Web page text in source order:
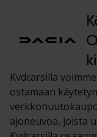
Kvdcarsilla
ostamaan
ajoneuvoa, joista